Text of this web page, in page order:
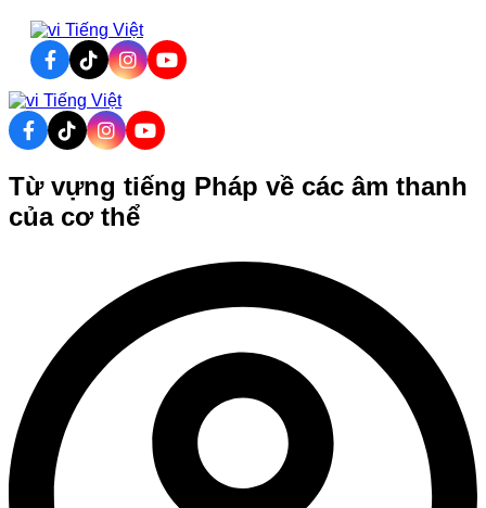
Tiếng Việt
Tiếng Việt
Từ vựng tiếng Pháp về các âm thanh
của cơ thể